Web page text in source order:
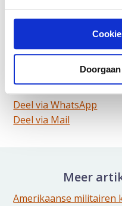
Dit is een ouder artikel
wordt
Deel via WhatsApp
Deel dit via Whatsapp
Deel via Mail
Meer
Amerikaanse militairen